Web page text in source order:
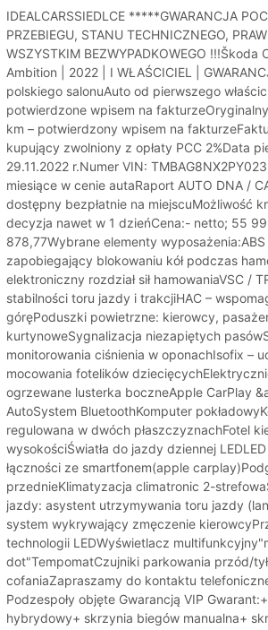
IDEALCARSSIEDLCE *****GWARANCJA
PRZEBIEGU, STANU TECHNICZNEGO,
WSZYSTKIM BEZWYPADKOWEGO
Ambition | 2022 | I WŁAŚCICIEL |
polskiego salonuAuto od pierwszego
potwierdzone wpisem na
km – potwierdzony wpisem na
kupujący zwolniony z opłaty PCC 2%Data
29.11.2022 r.Numer VIN:
miesiące w cenie autaRaport AUTO DNA /
dostępny bezpłatnie na miejscuMożliwość
decyzja nawet w 1 dzieńCena:- netto; 55
878,77Wybrane elementy wyposażenia:ABS
zapobiegający blokowaniu kół podczas
elektroniczny rozdział sił hamowaniaVSC /
stabilności toru jazdy i trakcjiHAC –
góręPoduszki powietrzne: kierowcy,
kurtynoweSygnalizacja niezapiętych
monitorowania ciśnienia w oponachIsofix –
mocowania fotelików
ogrzewane lusterka boczneApple CarPlay
AutoSystem BluetoothKomputer
regulowana w dwóch płaszczyznachFotel
wysokościŚwiatła do jazdy dziennej
łączności ze smartfonem(apple
przednieKlimatyzacja climatronic 2-
jazdy: asystent utrzymywania toru jazdy
system wykrywający zmęczenie
technologii LEDWyświetlacz
dot"TempomatCzujniki parkowania przód/
cofaniaZapraszamy do kontaktu
Podzespoły objęte Gwarancją VIP
hybrydowy+ skrzynia biegów manualna+